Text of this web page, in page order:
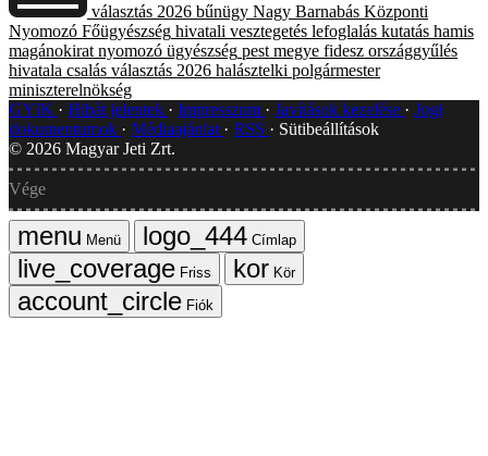
választás 2026 bűnügy Nagy Barnabás Központi
Nyomozó Főügyészség hivatali vesztegetés lefoglalás kutatás hamis
magánokirat nyomozó ügyészség pest megye fidesz országgyűlés
hivatala csalás választás 2026 halásztelki polgármester
miniszterelnökség
GYIK
Hibát jelentek Impresszum Javítások kezelése
Jogi
dokumentumok
Médiaajánlat RSS
Sütibeállítások
© 2026 Magyar Jeti Zrt.
Vége
Menü
Címlap
Friss
Kör
Fiók